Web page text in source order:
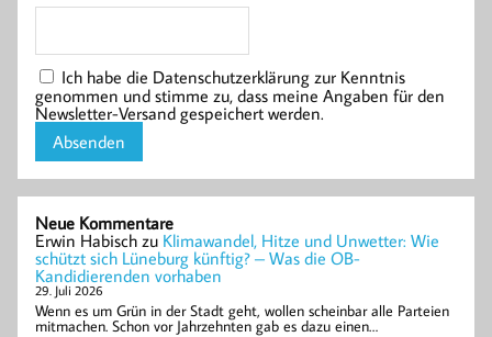
Ich habe die Datenschutzerklärung zur Kenntnis
genommen und stimme zu, dass meine Angaben für den
Newsletter-Versand gespeichert werden.
Neue Kommentare
Erwin Habisch zu Klimawandel, Hitze und Unwetter: Wie
schützt sich Lüneburg künftig? – Was die OB-
Kandidierenden vorhaben
29. Juli 2026
Wenn es um Grün in der Stadt geht, wollen scheinbar alle Parteien
mitmachen. Schon vor Jahrzehnten gab es dazu einen…